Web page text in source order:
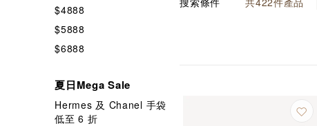
$4888
$5888
$6888
夏日Mega Sale
Hermes 及 Chanel 手袋
低至 6 折